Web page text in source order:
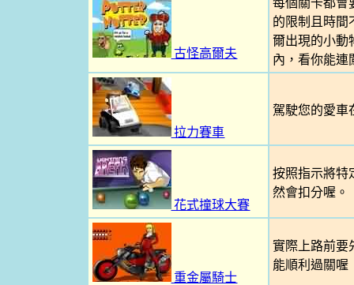
古怪高爾夫
每個關卡都會
的限制且時間
爾出現的小動
內，看你能連
拉力賽車
駕駛您的愛車
花式撞球大賽
按照指示將特
然會扣分喔。
重金屬騎士
實際上路前要
能順利過關喔